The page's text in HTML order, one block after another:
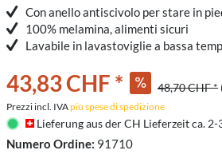
Con anello antiscivolo per stare in
100% melamina, alimenti sicuri
Lavabile in lavastoviglie a bassa
43,83 CHF * 48,70 CHF *
Prezzi incl. IVApiù spese di spedizione
Lieferung aus der CH Lieferzeit ca. 2-
Numero Ordine: 91710